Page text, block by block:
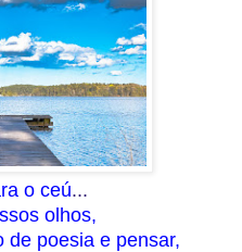
o ceú...
olhos,
de poesia e pensar,